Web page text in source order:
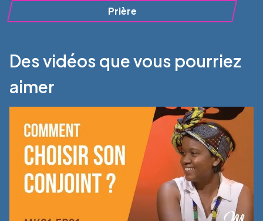
Prière
Des vidéos que vous pourriez
aimer